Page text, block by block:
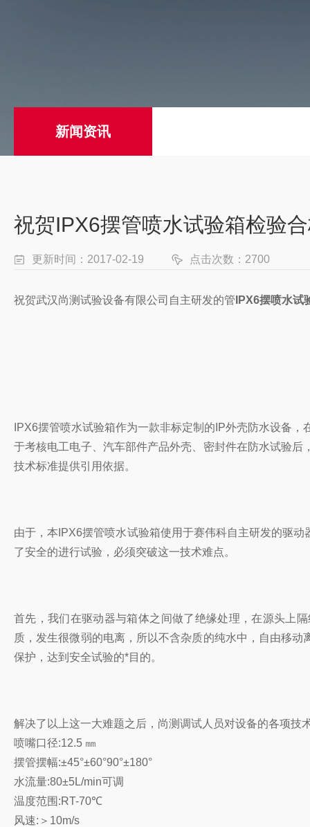
新闻资讯
祝贺IPX6摆管喷水试验箱检验
更新时间：2017-02-19 点击次数：2700
祝贺武汉尚测试验设备有限公司自主研发的管 IPX6摆喷水试
IPX6摆管喷水试验箱作为一款非标定制的IP外壳防水设备
于考核电工电子、汽车部件产品外壳、密封件在防水试验
技术标准提供引用依据。
由于，本IPX6摆管喷水试验箱使用于赛伟科自主研发的驱
了安全的进行试验，必须突破这一技术难点。
首先，我们在驱动器与箱体之间做了绝缘处理，在源头上
质，发生很微弱的电离，所以不含杂质的纯水中，自由移
保护，达到安全试验的*目的。
解决了以上这一大难题之后，尚测调试人员对设备的各项技
喷嘴口径:12.5 ㎜
摆管摆幅:±45°±60°90°±180°
水流量:80±5L/min可调
温度范围:RT-70℃
风速:＞10m/s